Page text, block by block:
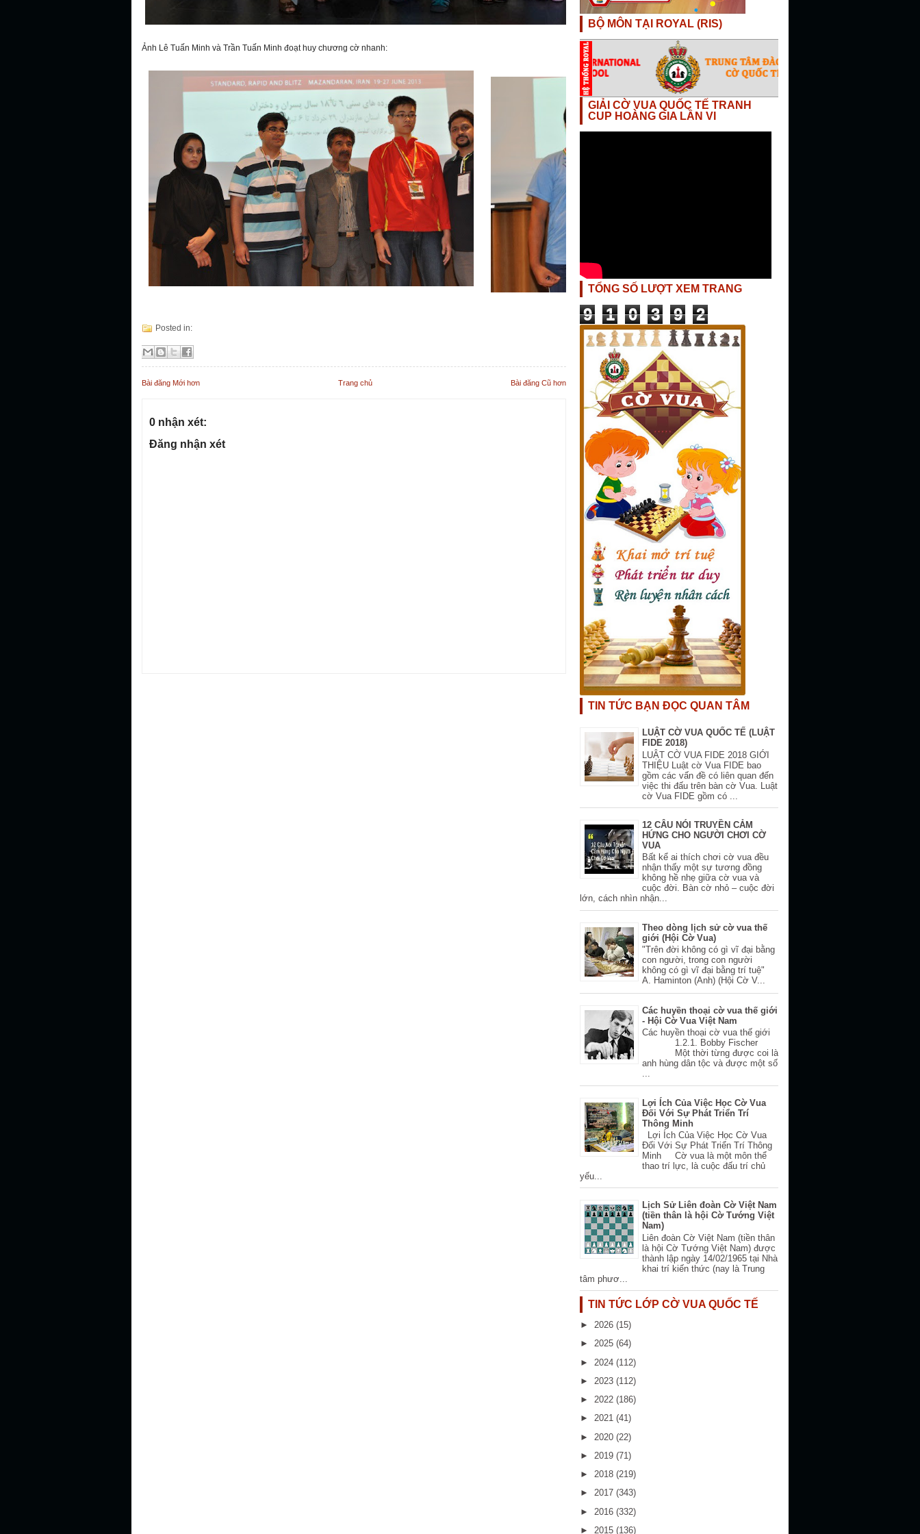
Ảnh Lê Tuấn Minh và Trần Tuấn Minh đoạt huy chương cờ nhanh:
Posted in:
Bài đăng Mới hơn Bài đăng Cũ hơn
Trang chủ
0 nhận xét:
Đăng nhận xét
BỘ MÔN TẠI ROYAL (RIS)
GIẢI CỜ VUA QUỐC TẾ TRANH
CUP HOÀNG GIA LẦN VI
TỔNG SỐ LƯỢT XEM TRANG
9 1 0 3 9 2
TIN TỨC BẠN ĐỌC QUAN TÂM
LUẬT CỜ VUA QUỐC TẾ (LUẬT
FIDE 2018)
LUẬT CỜ VUA FIDE 2018 GIỚI
THIỆU Luật cờ Vua FIDE bao
gồm các vấn đề có liên quan đến
việc thi đấu trên bàn cờ Vua. Luật
cờ Vua FIDE gồm có ...
12 CÂU NÓI TRUYỀN CẢM
HỨNG CHO NGƯỜI CHƠI CỜ
VUA
Bất kể ai thích chơi cờ vua đều
nhận thấy một sự tương đồng
không hề nhẹ giữa cờ vua và
cuộc đời. Bàn cờ nhỏ – cuộc đời
lớn, cách nhìn nhận...
Theo dòng lịch sử cờ vua thế
giới (Hội Cờ Vua)
"Trên đời không có gì vĩ đại bằng
con người, trong con người
không có gì vĩ đại bằng trí tuệ"
A. Haminton (Anh) (Hội Cờ V...
Các huyền thoại cờ vua thế giới
- Hội Cờ Vua Việt Nam
Các huyền thoại cờ vua thế giới
1.2.1. Bobby Fischer
Một thời từng được coi là
anh hùng dân tộc và được một số
...
Lợi Ích Của Việc Học Cờ Vua
Đối Với Sự Phát Triển Trí
Thông Minh
Lợi Ích Của Việc Học Cờ Vua
Đối Với Sự Phát Triển Trí Thông
Minh Cờ vua là một môn thể
thao trí lực, là cuộc đấu trí chủ
yếu...
Lịch Sử Liên đoàn Cờ Việt Nam
(tiền thân là hội Cờ Tướng Việt
Nam)
Liên đoàn Cờ Việt Nam (tiền thân
là hội Cờ Tướng Việt Nam) được
thành lập ngày 14/02/1965 tại Nhà
khai trí kiến thức (nay là Trung
tâm phươ...
TIN TỨC LỚP CỜ VUA QUỐC TẾ
► 2026 (15)
► 2025 (64)
► 2024 (112)
► 2023 (112)
► 2022 (186)
► 2021 (41)
► 2020 (22)
► 2019 (71)
► 2018 (219)
► 2017 (343)
► 2016 (332)
► 2015 (136)